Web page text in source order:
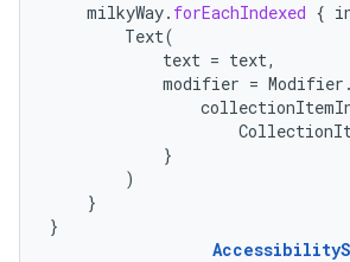
milkyWay. forEachIndexed {
Text(
text = text,
modifier = Modifier .
}
)
}
}